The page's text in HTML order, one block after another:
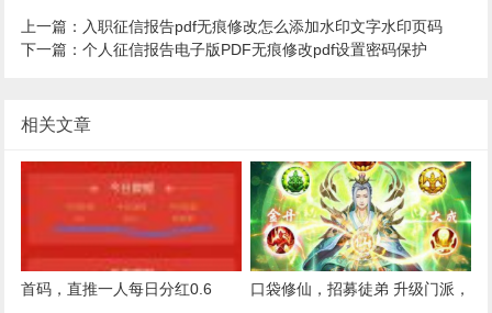
上一篇：入职征信报告pdf无痕修改怎么添加水印文字水印页码
下一篇：个人征信报告电子版PDF无痕修改pdf设置密码保护
相关文章
首码，直推一人每日分红0.6
口袋修仙，招募徒弟 升级门派，